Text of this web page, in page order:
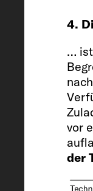
4.
… ist
vor
der